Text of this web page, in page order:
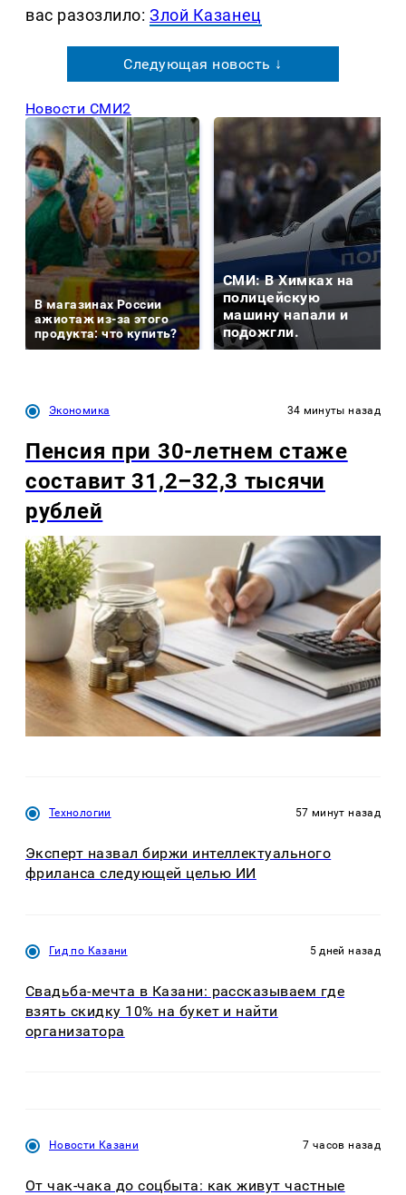
вас разозлило:Злой Казанец
Следующая новость ↓
Новости СМИ2
В магазинах России
ажиотаж из-за этого
продукта: что купить?
СМИ: В Химках на
полицейскую
машину напали и
подожгли.
Экономика 34 минуты назад
Пенсия при 30-летнем стаже
составит 31,2–32,3 тысячи
рублей
Технологии 57 минут назад
Эксперт назвал биржи интеллектуального
фриланса следующей целью ИИ
Гид по Казани 5 дней назад
Свадьба-мечта в Казани: рассказываем где
взять скидку 10% на букет и найти
организатора
Новости Казани 7 часов назад
От чак-чака до соцбыта: как живут частные